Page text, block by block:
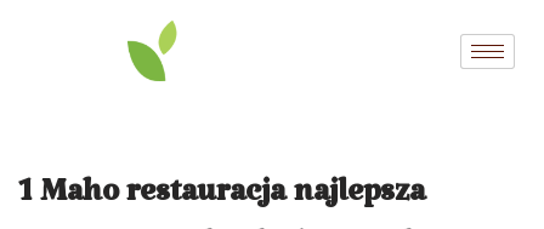
1 Maho restauracja najlepsza